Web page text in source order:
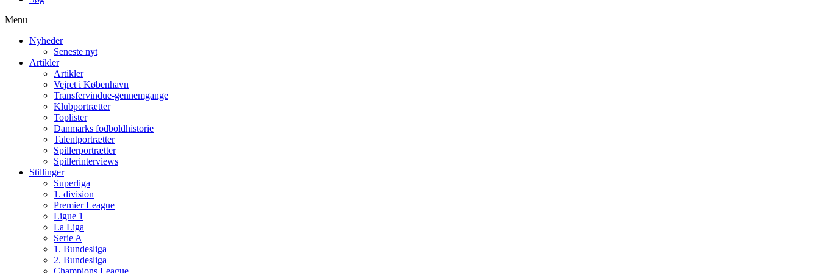
Menu
Nyheder
Seneste nyt
Artikler
Artikler
Vejret i København
Transfervindue-gennemgange
Klubportrætter
Toplister
Danmarks fodboldhistorie
Talentportrætter
Spillerportrætter
Spillerinterviews
Stillinger
Superliga
1. division
Premier League
Ligue 1
La Liga
Serie A
1. Bundesliga
2. Bundesliga
Champions League